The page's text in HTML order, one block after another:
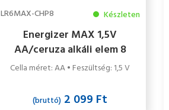
LR6MAX-CHP8 Készleten
Energizer MAX 1,5V
AA/ceruza alkáli elem 8
db/csomag
Cella méret: AA • Feszültség: 1,5 V
(bruttó) 2 099 Ft